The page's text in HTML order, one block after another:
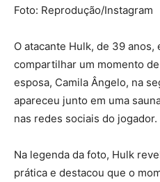
Foto: Reprodução/Instagram
O atacante Hulk, de 39 anos,
compartilhar um momento
esposa, Camila Ângelo, na
apareceu junto em uma
nas redes sociais do jogador.
Na legenda da foto, Hulk
prática e destacou que o